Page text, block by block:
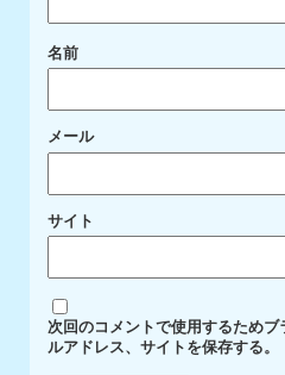
名前
メール
サイト
次回のコメントで使用するため
ルアドレス、サイトを保存する。